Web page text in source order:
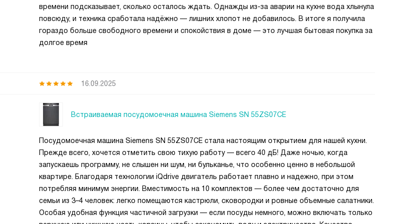
времени подсказывает, сколько осталось ждать. Однажды из-за аварии на кухне вода хлынула
повсюду, и техника сработала надёжно — лишних хлопот не добавилось. В итоге я получила
гораздо больше свободного времени и спокойствия в доме — это лучшая бытовая покупка за
долгое время
16.09.2025
Встраиваемая посудомоечная машина Siemens SN 55ZS07CE
Посудомоечная машина Siemens SN 55ZS07CE стала настоящим открытием для нашей кухни.
Прежде всего, хочется отметить свою тихую работу — всего 40 дБ! Даже ночью, когда
запускаешь программу, не слышен ни шум, ни бульканье, что особенно ценно в небольшой
квартире. Благодаря технологии iQdrive двигатель работает плавно и надежно, при этом
потребляя минимум энергии. Вместимость на 10 комплектов — более чем достаточно для
семьи из 3–4 человек: легко помещаются кастрюли, сковородки и ровные объемные салатники.
Особая удобная функция частичной загрузки — если посуды немного, можно включать только